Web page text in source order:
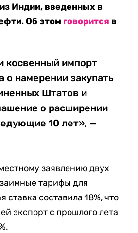
Индии, введенных в
Об этом говорится в
косвенный импорт
о намерении закупать
Штатов и
о расширении
10 лет», —
заявлению двух
тарифы для
ставка составила 18%, что
экспорт с прошлого лета